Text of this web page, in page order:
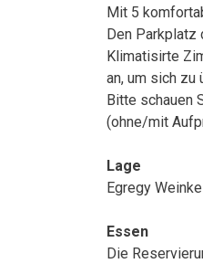
Mit 5
Den Parkplatz
Klimatisirte
an, um sich zu
Bitte schauen
(ohne/mit
Lage
Egregy
Essen
Die